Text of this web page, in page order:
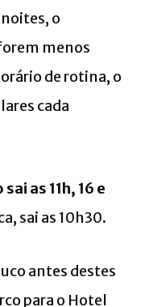
o
menos
de rotina, o
cada
as 11h, 16 e
sai as 10h30.
antes destes
para o Hotel